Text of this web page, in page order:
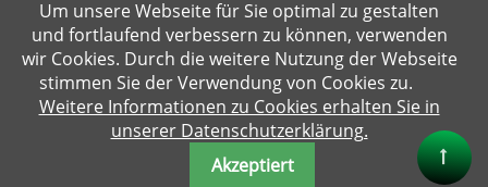
© Gemeinde Salem-Dargow 07.08.2026
Impressum Datenschutz Kontakt Suche
Um unsere Webseite für Sie optimal zu gestalten
und fortlaufend verbessern zu können, verwenden
wir Cookies. Durch die weitere Nutzung der Webseite
stimmen Sie der Verwendung von Cookies zu.
Weitere Informationen zu Cookies erhalten Sie in
unserer Datenschutzerklärung.
Akzeptiert